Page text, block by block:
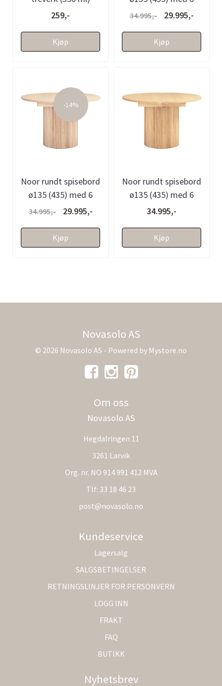
259,-
Kjøp
tilleggsplater (gråoljet
34.995,- 29.995,-
Kjøp
-14%
Noor rundt spisebord
ø135 (435) med 6
tilleggsplater
34.995,- 29.995,-
Kjøp
Noor rundt spisebord
ø135 (435) med 6
tilleggsplater (lys eik)
34.995,-
Kjøp
Novasolo AS
© 2026 Novasolo AS - Powered by Mystore.no
Om oss
Novasolo AS
Hegdalringen 11
3261 Larvik
Org. nr. NO 914 991 412 MVA
Tlf: 33 18 46 23
post@novasolo.no
Kundeservice
Lagersalg
SALGSBETINGELSER
RETNINGSLINJER FOR PERSONVERN
LOGG INN
FRAKT
FAQ
BUTIKK
Nyhetsbrev